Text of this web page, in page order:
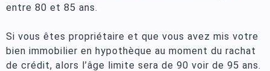
entre 80 et 85 ans.
Si vous êtes propriétaire et que vous avez mis votre
bien immobilier en hypothèque au moment du rachat
de crédit, alors l’âge limite sera de 90 voir de 95 ans.